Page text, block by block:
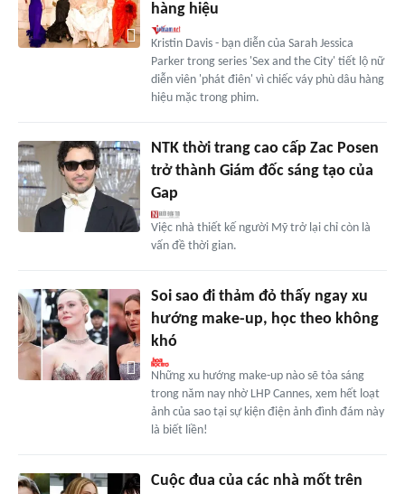
hàng hiệu
Kristin Davis - bạn diễn của Sarah Jessica
Parker trong series 'Sex and the City' tiết lộ nữ
diễn viên 'phát điên' vì chiếc váy phù dâu hàng
hiệu mặc trong phim.
NTK thời trang cao cấp Zac Posen
trở thành Giám đốc sáng tạo của
Gap
Việc nhà thiết kế người Mỹ trở lại chỉ còn là
vấn đề thời gian.
Soi sao đi thảm đỏ thấy ngay xu
hướng make-up, học theo không
khó
Những xu hướng make-up nào sẽ tỏa sáng
trong năm nay nhờ LHP Cannes, xem hết loạt
ảnh của sao tại sự kiện điện ảnh đình đám này
là biết liền!
Cuộc đua của các nhà mốt trên